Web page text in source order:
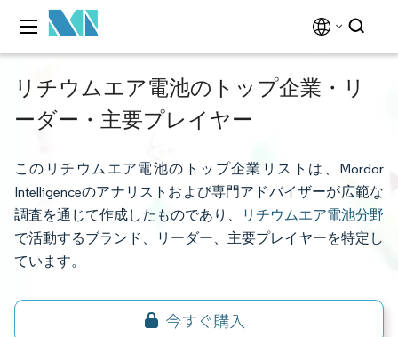
リチウムエア電池のトップ企業・リ
ーダー・主要プレイヤー
このリチウムエア電池のトップ企業リストは、Mordor
Intelligenceのアナリストおよび専門アドバイザーが広範な
調査を通じて作成したものであり、
リチウムエア電池分野
で活動するブランド、リーダー、主要プレイヤーを特定し
ています。